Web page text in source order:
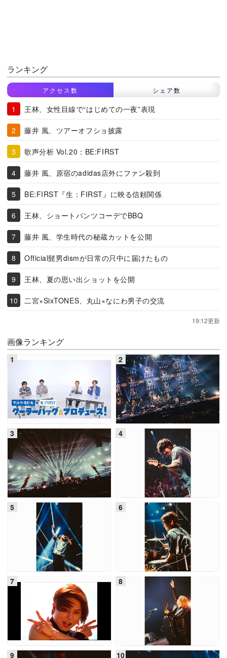
ランキング
アクセス数 シェア数
王林、女性目線で“はじめての一夜”表現
藤井 風、ツアーオフショ披露
歌声分析 Vol.20：BE:FIRST
藤井 風、原宿のadidas店外にファン殺到
BE:FIRST『生：FIRST』に映る信頼関係
王林、ショートパンツコーデでBBQ
藤井 風、学生時代の秘蔵カットを公開
Official髭男dismが日常の只中に届けたもの
王林、夏の思い出ショットを公開
二宮×SixTONES、丸山×なにわ男子の交流
19:12更新
画像ランキング